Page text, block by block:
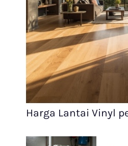
Harga Lantai Vinyl